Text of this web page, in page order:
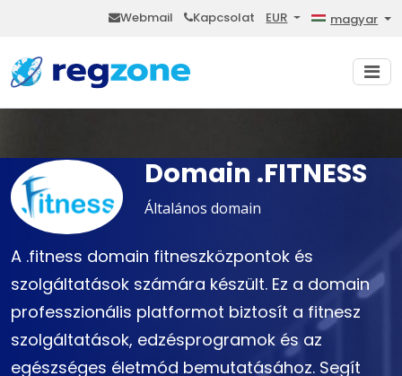
Webmail Kapcsolat EUR magyar
Domain .FITNESS
Általános domain
A .fitness domain fitneszközpontok és
szolgáltatások számára készült. Ez a domain
professzionális platformot biztosít a fitnesz
szolgáltatások, edzésprogramok és az
egészséges életmód bemutatásához. Segít